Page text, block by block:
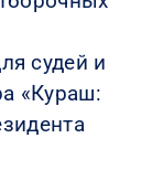
судей и
«Кураш: